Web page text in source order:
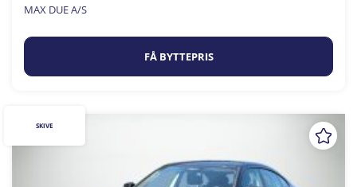
MAX DUE A/S
FÅ BYTTEPRIS
SKIVE